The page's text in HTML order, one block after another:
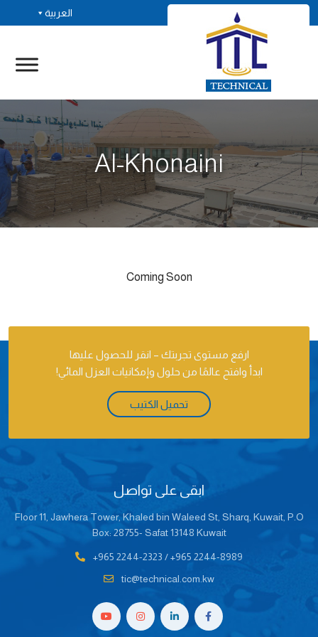
العربية
Al-Khonaini
Coming Soon
ارفع مستوى تجربتك – انقر للحصول عليها
ابدأ وافتح عالمًا من حلول وإمكانيات العزل المائي!
تحميل الكتيب
ابقى على تواصل
Floor 11, Jawhera Tower, Khaled bin Waleed St, Sharq, Kuwait, P.O
Box: 28755- Safat 13148 Kuwait
+965 2244-2323 /+965 2244-8989
tic@technical.com.kw